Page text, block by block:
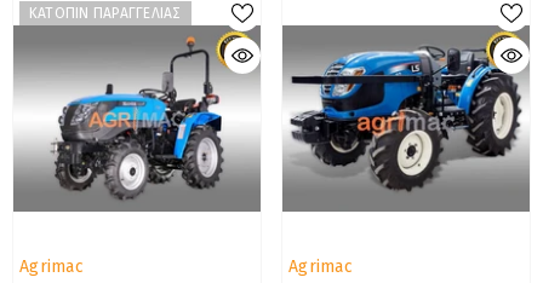
ΚΑΤΟΠΙΝ ΠΑΡΑΓΓΕΛΙΑΣ
Προμηθευτής:
Agrimac Προμηθευτής:
Agrimac